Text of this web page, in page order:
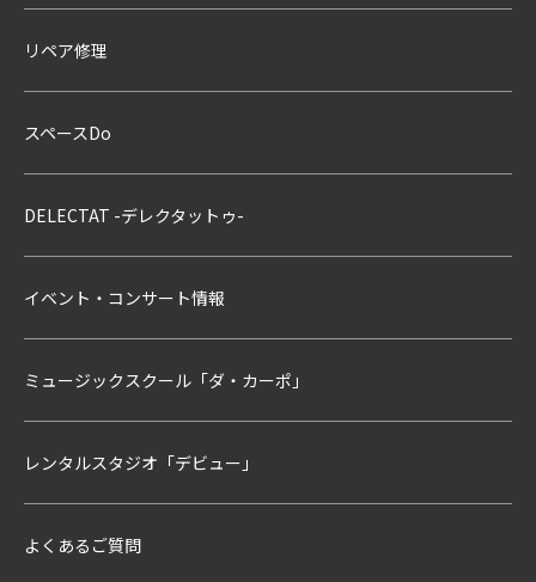
リペア修理
スペースDo
DELECTAT -デレクタットゥ-
イベント・コンサート情報
ミュージックスクール「ダ・カーポ」
レンタルスタジオ「デビュー」
よくあるご質問